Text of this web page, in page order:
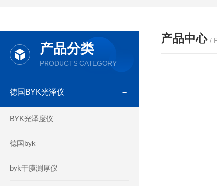
产品分类
PRODUCTS CATEGORY
德国BYK光泽仪
BYK光泽度仪
德国byk
byk干膜测厚仪
产品中心 /